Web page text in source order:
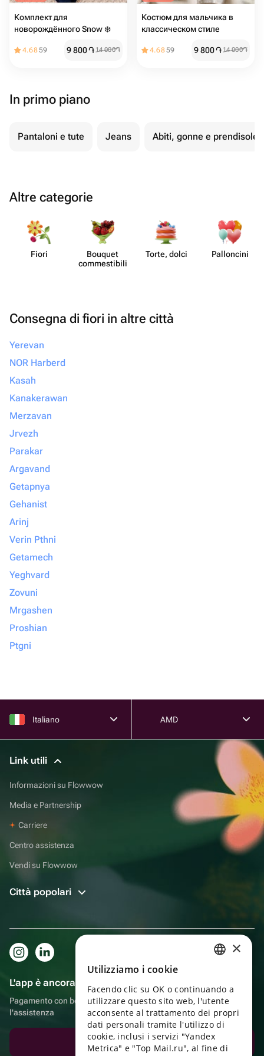
Комплект для
новорождённого Snow ❄️
4.6859 9 800֏14 000֏
Костюм для мальчика в
классическом стиле
4.6859 9 800֏14 000֏
In primo piano
Pantaloni e tute Jeans Abiti, gonne e prendisole
Altre categorie
Fiori
Bouquet
commes​tibili
Torte, dolci Pall​oncini
Consegna di fiori in altre città
Yerevan
NOR Harberd
Kasah
Kanakerawan
Merzavan
Jrvezh
Parakar
Argavand
Getapnya
Gehanist
Arinj
Verin Pthni
Getamech
Yeghvard
Zovuni
Mrgashen
Proshian
Ptgni
Italiano AMD
Link utili
Informazioni su Flowwow
Media e Partnership
Carriere
Centro assistenza
Vendi su Flowwow
Città popolari
L'app è ancora più comoda!
Pagamento con bonus, autoconsegna, comoda chat con
l'assistenza
Scarica l'app
ENGLISH
UKRAINIAN
PORTUGUESE
SPANISH
×
Utilizziamo i cookie
Facendo clic su OK o continuando a
utilizzare questo sito web, l'utente
acconsente al trattamento dei propri
dati personali tramite l'utilizzo di
cookie, inclusi i servizi "Yandex
Metrica" e "Top Mail.ru", al fine di